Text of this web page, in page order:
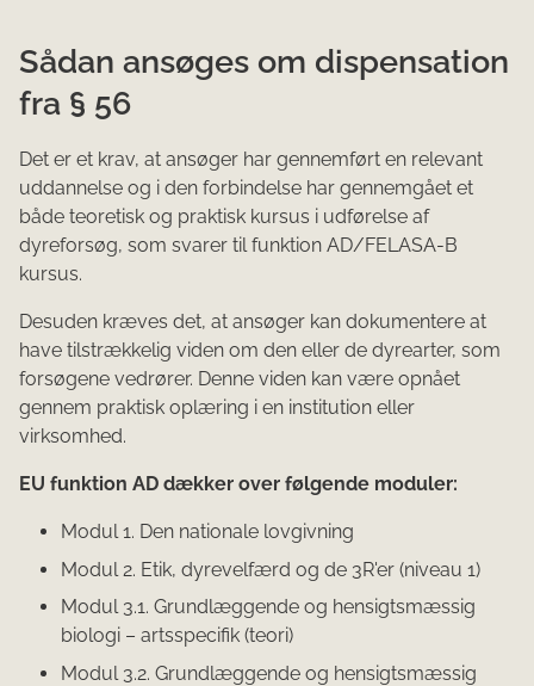
Sådan ansøges om dispensation
fra § 56
Det er et krav, at ansøger har gennemført en relevant
uddannelse og i den forbindelse har gennemgået et
både teoretisk og praktisk kursus i udførelse af
dyreforsøg, som svarer til funktion AD/FELASA-B
kursus.
Desuden kræves det, at ansøger kan dokumentere at
have tilstrækkelig viden om den eller de dyrearter, som
forsøgene vedrører. Denne viden kan være opnået
gennem praktisk oplæring i en institution eller
virksomhed.
EU funktion AD dækker over følgende moduler:
Modul 1. Den nationale lovgivning
Modul 2. Etik, dyrevelfærd og de 3R'er (niveau 1)
Modul 3.1. Grundlæggende og hensigtsmæssig
biologi – artsspecifik (teori)
Modul 3.2. Grundlæggende og hensigtsmæssig